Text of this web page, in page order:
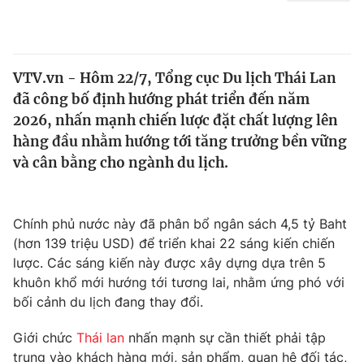
Thế giới
Tin tức
Kinh tế
Thị trường
Góc doanh nghiệp
Truyền hình
Phim VTV
Nhân vật
Giải trí
Điện ảnh
Đời sống
VTV.vn - Hôm 22/7, Tổng cục Du lịch Thái Lan
đã công bố định hướng phát triển đến năm
2026, nhấn mạnh chiến lược đặt chất lượng lên
hàng đầu nhằm hướng tới tăng trưởng bền vững
và cân bằng cho ngành du lịch.
Chính phủ nước này đã phân bổ ngân sách 4,5 tỷ Baht
(hơn 139 triệu USD) để triển khai 22 sáng kiến chiến
lược. Các sáng kiến này được xây dựng dựa trên 5
khuôn khổ mới hướng tới tương lai, nhằm ứng phó với
bối cảnh du lịch đang thay đổi.
Giới chức Thái lan nhấn mạnh sự cần thiết phải tập
trung vào khách hàng mới, sản phẩm, quan hệ đối tác,